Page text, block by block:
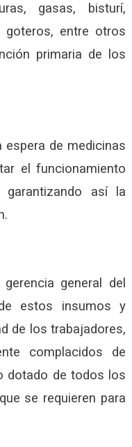
gasas, bisturí,
goteros, entre otros
primaria de los
espera de medicinas
el funcionamiento
así la
general del
estos insumos y
de los trabajadores,
complacidos de
dotado de todos los
se requieren para